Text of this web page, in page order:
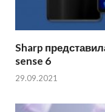
Sharp
sense 6
29.09.2021